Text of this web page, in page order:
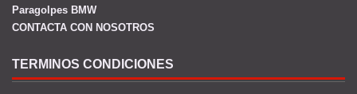
Paragolpes BMW
CONTACTA CON NOSOTROS
TERMINOS CONDICIONES